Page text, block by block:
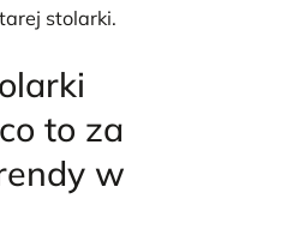
stolarki.
to za
w